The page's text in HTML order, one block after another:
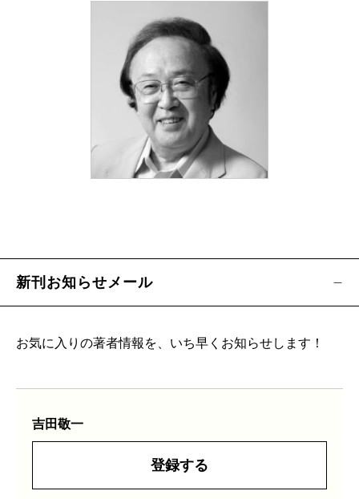
新刊お知らせメール
お気に入りの著者情報を、いち早くお知らせします！
吉田敬一
登録する